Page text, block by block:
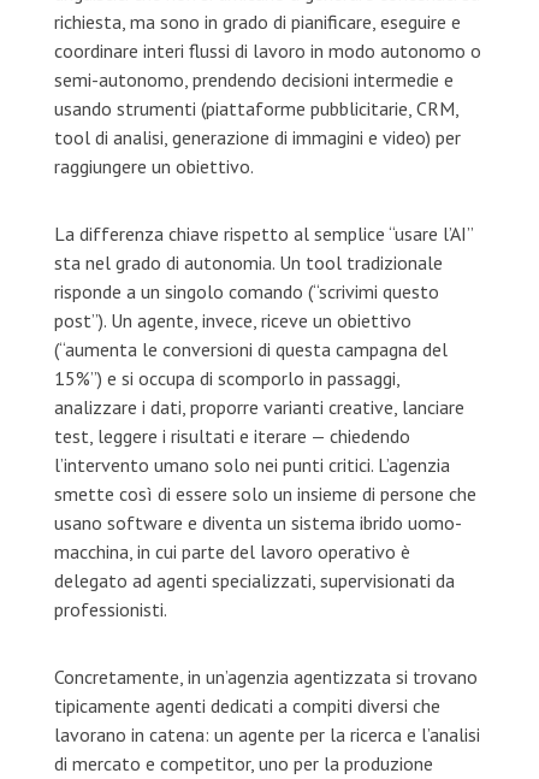
richiesta, ma sono in grado di pianificare, eseguire e
coordinare interi flussi di lavoro in modo autonomo o
semi-autonomo, prendendo decisioni intermedie e
usando strumenti (piattaforme pubblicitarie, CRM,
tool di analisi, generazione di immagini e video) per
raggiungere un obiettivo.
La differenza chiave rispetto al semplice “usare l’AI”
sta nel grado di autonomia. Un tool tradizionale
risponde a un singolo comando (“scrivimi questo
post”). Un agente, invece, riceve un obiettivo
(“aumenta le conversioni di questa campagna del
15%”) e si occupa di scomporlo in passaggi,
analizzare i dati, proporre varianti creative, lanciare
test, leggere i risultati e iterare — chiedendo
l’intervento umano solo nei punti critici. L’agenzia
smette così di essere solo un insieme di persone che
usano software e diventa un sistema ibrido uomo-
macchina, in cui parte del lavoro operativo è
delegato ad agenti specializzati, supervisionati da
professionisti.
Concretamente, in un’agenzia agentizzata si trovano
tipicamente agenti dedicati a compiti diversi che
lavorano in catena: un agente per la ricerca e l’analisi
di mercato e competitor, uno per la produzione